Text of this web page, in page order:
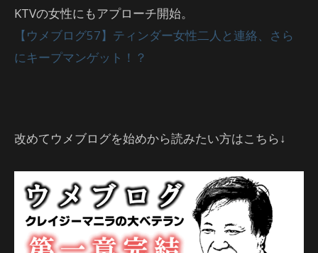
KTVの女性にもアプローチ開始。
【ウメブログ57】ティンダー女性二人と連絡、さら
にキープマンゲット！？
改めてウメブログを始めから読みたい方はこちら↓